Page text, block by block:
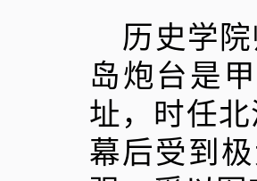
历史学
岛炮台是
址，时任
幕后受到